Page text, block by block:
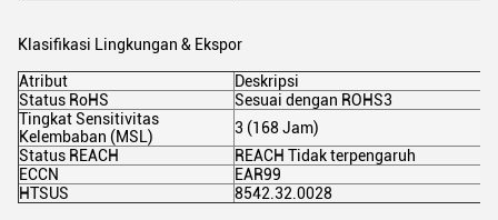
Klasifikasi Lingkungan & Ekspor
Atribut
Deskripsi
Status RoHS
Sesuai dengan ROHS3
Tingkat Sensitivitas
Kelembaban (MSL)
3 (168 Jam)
Status REACH
REACH Tidak terpengaruh
ECCN
EAR99
HTSUS
8542.32.0028